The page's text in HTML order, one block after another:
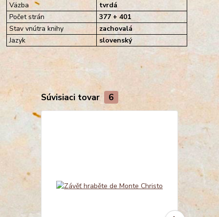
Väzba
tvrdá
Počet strán
377 + 401
Stav vnútra knihy
zachovalá
Jazyk
slovenský
Súvisiaci tovar 6